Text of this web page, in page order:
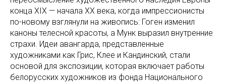
конца XIX — начала XX века, когда импрессионисты
по-новому взглянули на живопись: Гоген изменил
каноны телесной красоты, а Мунк выразил внутренние
страхи. Идеи авангарда, представленные
художниками как Грис, Клее и Кандинский, стали
основой для экспозиции, которая включает работы
белорусских художников из фонда Национального